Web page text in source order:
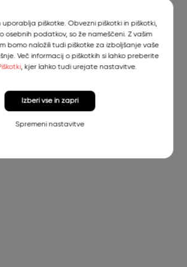
piškotke. Obvezni piškotki in piškotki,
osebnih podatkov, so že nameščeni. Z vašim
bomo naložili tudi piškotke za izboljšanje vaše
Več informacij o piškotkih si lahko preberite
, kjer lahko tudi urejate nastavitve.
Spremeni nastavitve
Izberi vse in zapri